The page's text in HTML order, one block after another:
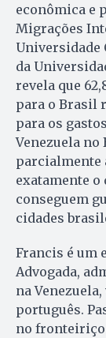
econômica e
Migrações
Universidade
da
revela que
para o Brasil
para os
Venezuela
parcialmente
exatamente o
conseguem
cidades
Francis é um
Advogada,
na
português.
no fronteiriço